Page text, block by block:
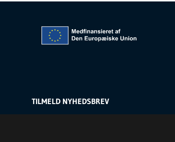
TILMELD NYHEDSBREV